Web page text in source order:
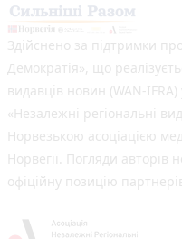
Здійснено за підтримки
Демократія», що
видавців новин (WAN-
«Незалежні регіональні
Норвезькою асоціацією
Норвегії. Погляди авторів
офіційну позицію